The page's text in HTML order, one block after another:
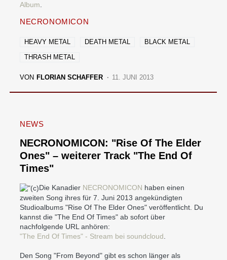
Album.
NECRONOMICON
HEAVY METAL DEATH METAL
BLACK METAL
THRASH METAL
VON FLORIAN SCHAFFER 11. JUNI 2013
NEWS
NECRONOMICON: "Rise Of The Elder
Ones" – weiterer Track "The End Of
Times"
Die Kanadier NECRONOMICON haben einen
zweiten Song ihres für 7. Juni 2013 angekündigten
Studioalbums "Rise Of The Elder Ones" veröffentlicht. Du
kannst die "The End Of Times" ab sofort über
nachfolgende URL anhören:
"The End Of Times" - Stream bei soundcloud
Den Song "From Beyond" gibt es schon länger als